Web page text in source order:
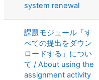
system renewal
課題モジュール「す
べての提出をダウン
ロードする」につい
て / About using the
assignment activity